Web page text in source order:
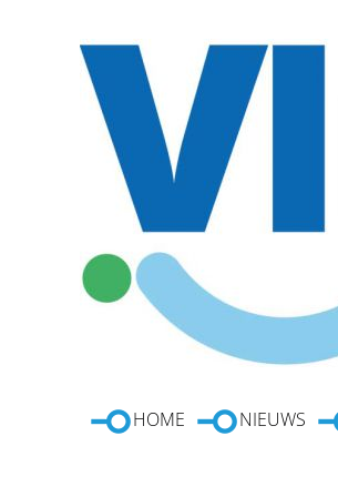
HOME NIEUWS